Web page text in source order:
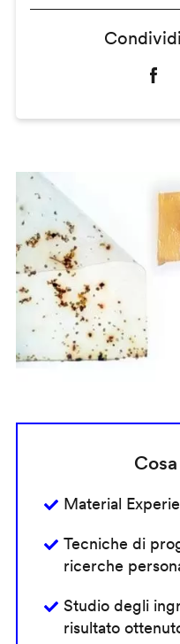
Material
Tecniche di
ricerche
Studio degli
risultato